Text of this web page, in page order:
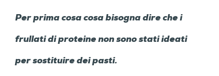
Per prima cosa cosa bisogna dire che i
frullati di proteine non sono stati ideati
per sostituire dei pasti.